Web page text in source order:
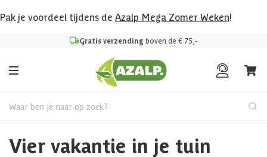
Pak je voordeel tijdens de Azalp Mega Zomer Weken!
Gratis verzending boven de € 75,-
Waar ben je naar op zoek?
Vier vakantie in je tuin